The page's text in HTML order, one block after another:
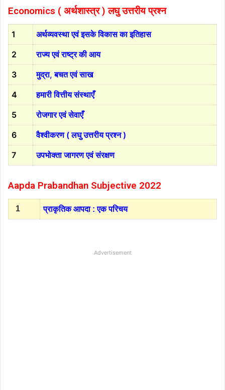
Economics ( अर्थशास्त्र )लघु उत्तरीय प्रश्न
1
अर्थव्यवस्था एवं इसके विकास का इतिहास
2
राज्य एवं राष्ट्र की आय
3
मुद्रा, बचत एवं साख
4
हमारी वित्तीय संस्थाएँ
5
रोजगार एवं सेवाएँ
6
वैश्वीकरण ( लघु उत्तरीय प्रश्न )
7
उपभोक्ता जागरण एवं संरक्षण
Aapda Prabandhan Subjective 2022
1 प्राकृतिक आपदा : एक परिचय
Advertisement